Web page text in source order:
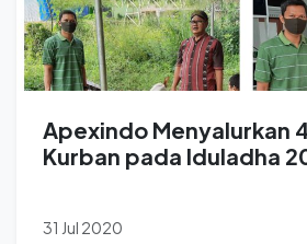
Apexindo Menyalurkan
Kurban pada Iduladha
31 Jul 2020